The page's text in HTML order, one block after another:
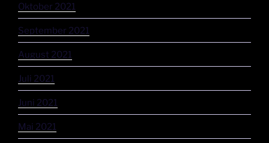
Oktober 2021
September 2021
August 2021
Juli 2021
Juni 2021
Mai 2021